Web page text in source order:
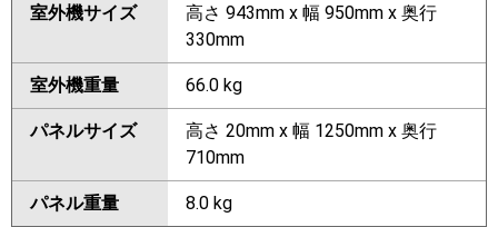
室外機サイズ
高さ 943mm x 幅 950mm x 奥行
330mm
室外機重量 66.0 kg
パネルサイズ
高さ 20mm x 幅 1250mm x 奥行
710mm
パネル重量 8.0 kg